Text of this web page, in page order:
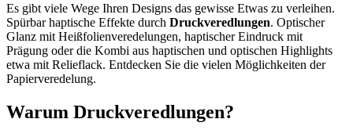
Es gibt viele Wege Ihren Designs das gewisse Etwas zu verleihen.
Spürbar haptische Effekte durch Druckveredlungen. Optischer
Glanz mit Heißfolienveredelungen, haptischer Eindruck mit
Prägung oder die Kombi aus haptischen und optischen Highlights
etwa mit Relieflack. Entdecken Sie die vielen Möglichkeiten der
Papierveredelung.
Warum Druckveredlungen?